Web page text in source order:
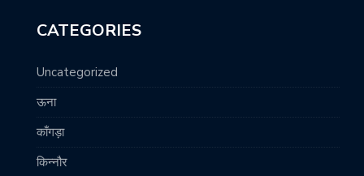
CATEGORIES
Uncategorized
ऊना
काँगड़ा
किन्नौर